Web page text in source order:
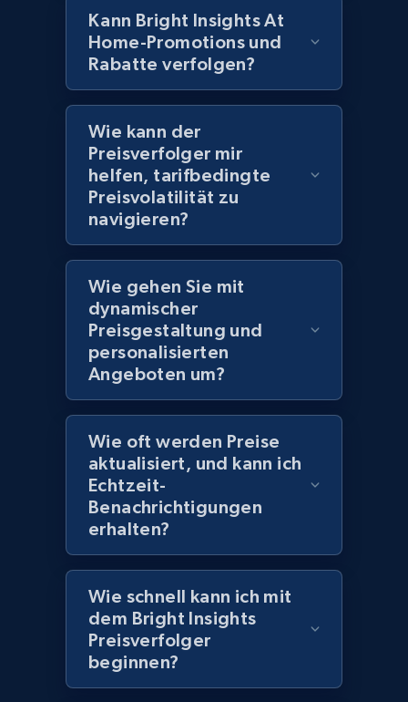
Title, Seller name, Brand, Description, Initial
price, Currency, Availability, Reviews count, and
Amazon products global dataset - Collect
products from Brands URLs
Title, Seller name, Brand, Description, Initial
price, Currency, Availability, Reviews count, and
2.1K+ 375+ Jetzt anfangen
Home Depot US
URL, Domain, Country code, Model number,
Sku, Product id, Product name, Manufacturer,
and more.
2.1K+ 353+
Home Depot US - Gather data on products
using specified keywords
URL, Domain, Country code, Model number,
Kann Bright Insights At
Home-Promotions und
Rabatte verfolgen?
Wie kann der
Preisverfolger mir
helfen, tarifbedingte
Preisvolatilität zu
navigieren?
Wie gehen Sie mit
dynamischer
Preisgestaltung und
personalisierten
Angeboten um?
Wie oft werden Preise
aktualisiert, und kann ich
Echtzeit-
Benachrichtigungen
erhalten?
Wie schnell kann ich mit
dem Bright Insights
Preisverfolger
beginnen?